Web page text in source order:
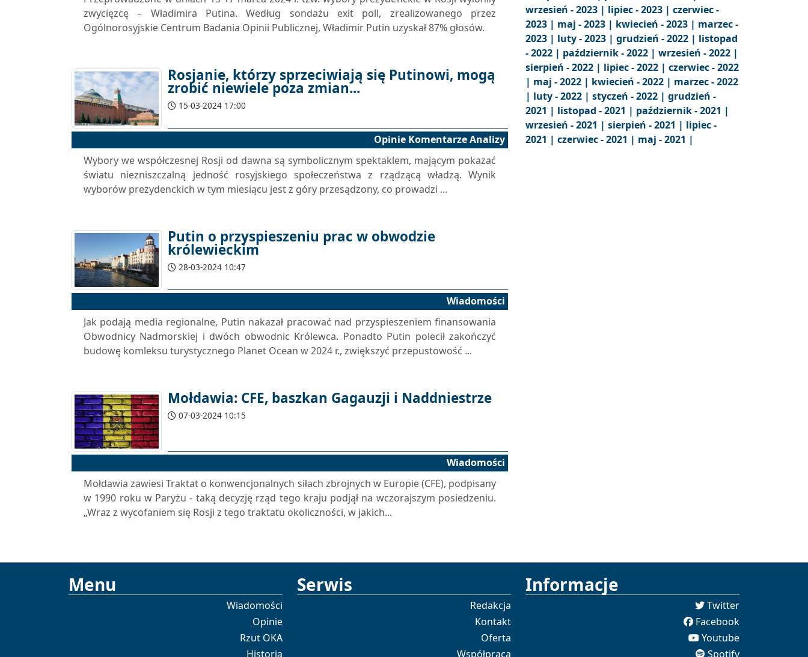
zwycięzcę – Władimira Putina. Według sondażu exit poll, zrealizowanego przez
Ogólnorosyjskie Centrum Badania Opinii Publicznej, Władimir Putin uzyskał 87% głosów.
Rosjanie, którzy sprzeciwiają się Putinowi, mogą
zrobić niewiele poza zmian...
15-03-2024 17:00
Opinie Komentarze Analizy
Wybory we współczesnej Rosji od dawna są symbolicznym spektaklem, mającym pokazać
światu niezniszczalną jedność rosyjskiego społeczeństwa z rządzącą władzą. Wynik
wyborów prezydenckich w tym miesiącu jest z góry przesądzony, co prowadzi ...
Putin o przyspieszeniu prac w obwodzie
królewieckim
28-03-2024 10:47
Wiadomości
Jak podają media regionalne, Putin nakazał pracować nad przyspieszeniem finansowania
Obwodnicy Nadmorskiej i dwóch obwodnic Królewca. Ponadto Putin polecił zakończyć
budowę komleksu turystycznego Planet Ocean w 2024 r., zwiększyć przepustowość ...
Mołdawia: CFE, baszkan Gagauzji i Naddniestrze
07-03-2024 10:15
Wiadomości
Mołdawia zawiesi Traktat o konwencjonalnych siłach zbrojnych w Europie (CFE), podpisany
w 1990 roku w Paryżu - taką decyzję rząd tego kraju podjął na wczorajszym posiedzeniu.
„Wraz z wycofaniem się Rosji z tego traktatu okoliczności, w jakich...
wrzesień - 2023 | lipiec - 2023 | czerwiec -
2023 | maj - 2023 | kwiecień - 2023 | marzec -
2023 | luty - 2023 | grudzień - 2022 | listopad
- 2022 | październik - 2022 | wrzesień - 2022 |
sierpień - 2022 | lipiec - 2022 | czerwiec - 2022
| maj - 2022 | kwiecień - 2022 | marzec - 2022
| luty - 2022 | styczeń - 2022 | grudzień -
2021 | listopad - 2021 | październik - 2021 |
wrzesień - 2021 | sierpień - 2021 | lipiec -
2021 | czerwiec - 2021 | maj - 2021 |
Menu
Wiadomości
Opinie
Rzut OKA
Historia
Serwis
Redakcja
Kontakt
Oferta
Współpraca
Informacje
Twitter
Facebook
Youtube
Spotify